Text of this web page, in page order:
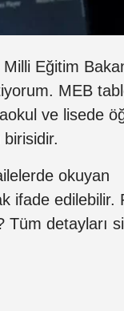
Eğitim
MEB
ve lisede
okuyan
ifade edilebilir.
Tüm detayları